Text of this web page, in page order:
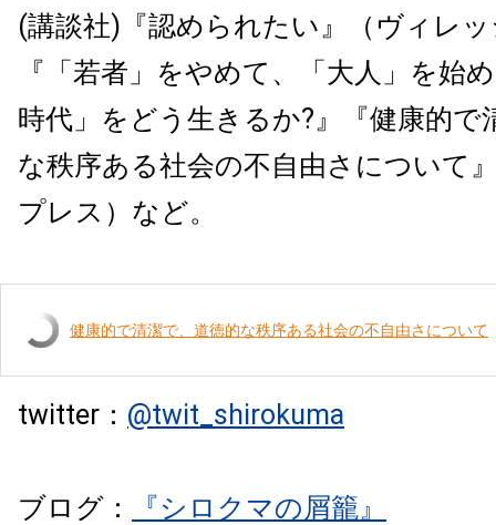
(講談社)『認められたい』（ヴィレ
『「若者」をやめて、「大人」を始
時代」をどう生きるか?』『健康的で
な秩序ある社会の不自由さについて
プレス）など。
健康的で清潔で、道徳的な秩序ある社会の不自由さについて
twitter： @twit_shirokuma
ブログ： 『シロクマの屑籠』